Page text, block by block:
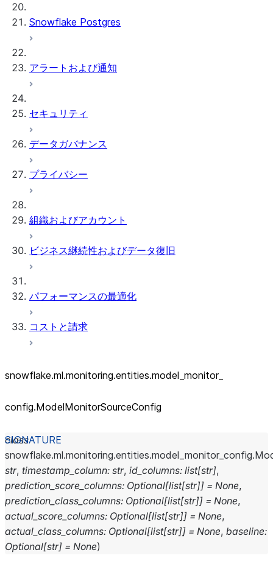
Snowflake Postgres
アラートおよび通知
セキュリティ
データガバナンス
プライバシー
組織およびアカウント
ビジネス継続性およびデータ復旧
パフォーマンスの最適化
コストと請求
snowflake.ml.monitoring.entities.model_ monitor_
config.ModelMonitorSourceConfig
class
snowflake.ml.monitoring.entities.model_monitor_config.
str, timestamp_column: str, id_columns: list[str],
prediction_score_columns: Optional[list[str]] = None,
prediction_class_columns: Optional[list[str]] = None,
actual_score_columns: Optional[list[str]] = None,
actual_class_columns: Optional[list[str]] = None, baseline:
Optional[str] = None)